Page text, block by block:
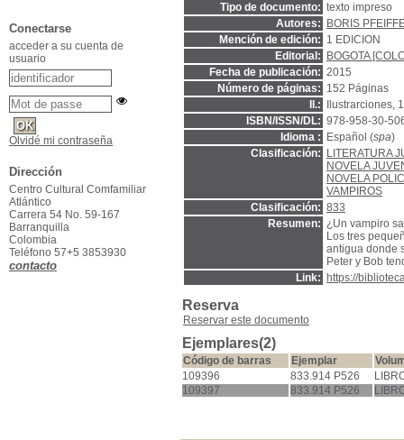
Tipo de documento: texto impreso
Autores:
BORIS
Mención de edición: 1 EDICION
Editorial:
BOGOTA
Fecha de publicación: 2015
Número de páginas: 152 Páginas
Il.:
Ilustrarciones,
ISBN/ISSN/DL: 978-958-30-
Idioma :
Español (spa)
Clasificación:
LITERATURA
NOVELA
NOVELA
VAMPIROS
Clasificación: 833
Resumen: ¿Un vampiro
Los tres
antigua donde
Peter y Bob
Link:
https://
Reserva
Reservar este documento
Ejemplares(2)
Código de barras Ejemplar
109396
833.914 P526
109397
833.914 P526
Conectarse
acceder a su cuenta de
usuario
Olvidé mi contraseña
Dirección
Centro Cultural Comfamiliar
Atlántico
Carrera 54 No. 59-167
Barranquilla
Colombia
Teléfono 57+5 3853930
contacto